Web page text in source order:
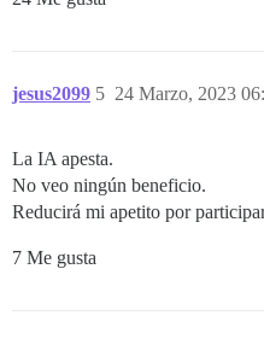
jesus2099 24 Marzo, 2023
5
La IA apesta.
No veo ningún beneficio.
Reducirá mi apetito por
7 Me gusta